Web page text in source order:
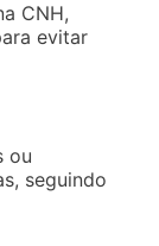
CNH,
evitar
ou
seguindo